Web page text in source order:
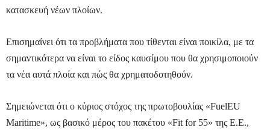
κατασκευή νέων πλοίων.
Επισημαίνει ότι τα προβλήματα που τίθενται είναι ποικίλα, με τα
σημαντικότερα να είναι το είδος καυσίμου που θα χρησιμοποιούν
τα νέα αυτά πλοία και πώς θα χρηματοδοτηθούν.
Σημειώνεται ότι ο κύριος στόχος της πρωτοβουλίας «FuelEU
Maritime», ως βασικό μέρος του πακέτου «Fit for 55» της Ε.Ε.,